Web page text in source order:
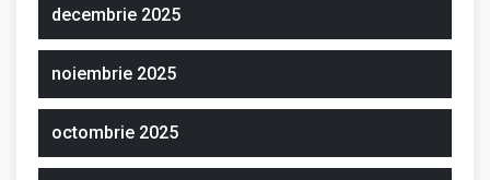
decembrie 2025
noiembrie 2025
octombrie 2025